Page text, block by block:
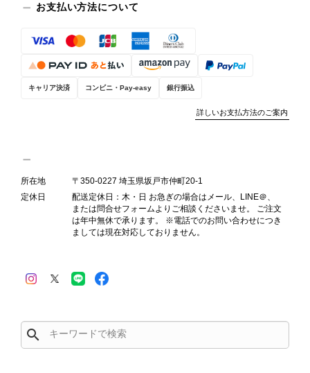
い。 またご縁がございましたら、ぜ
ひよろしくお願いいたします。
VintageShop solo
2026/07/16
お支払い方法について
キャリア決済 コンビニ・Pay-easy 銀行振込
詳しいお支払方法のご案内
所在地
〒350-0227 埼玉県坂戸市仲町20-1
定休日
配送定休日：木・日 お急ぎの場合はメール、LINE＠、
または問合せフォームよりご相談くださいませ。 ご注文
は年中無休で承ります。 ※電話でのお問い合わせにつき
ましては現在対応しておりません。
search